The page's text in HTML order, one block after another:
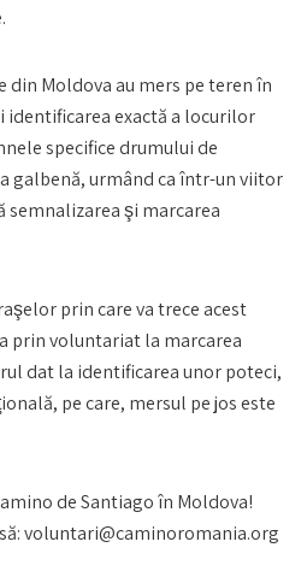
din Moldova au mers pe teren în
identificarea exactă a locurilor
specifice drumului de
galbenă, urmând ca într-un viitor
şi marcarea
prin care va trece acest
prin voluntariat la marcarea
dat la identificarea unor poteci,
pe care, mersul pe jos este
de Santiago în Moldova!
voluntari@caminoromania.org